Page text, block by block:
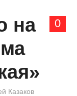
0
на
Казаков